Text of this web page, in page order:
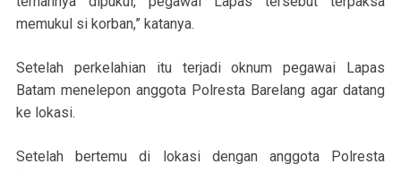
memukul si korban,” katanya.
Setelah perkelahian itu terjadi oknum pegawai Lapas
Batam menelepon anggota Polresta Barelang agar datang
ke lokasi.
Setelah bertemu di lokasi dengan anggota Polresta